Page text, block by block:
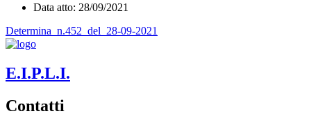
Data atto: 28/09/2021
Determina_n.452_del_28-09-2021
E.I.P.L.I.
Contatti